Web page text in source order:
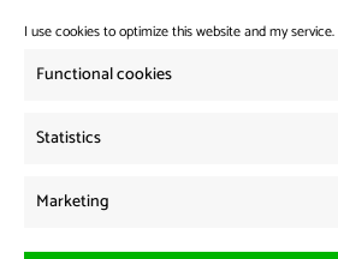
I use cookies to optimize this website and my service.
Functional cookies
Statistics
Marketing
Category:Press review
Post
navigation
Previous
News from the Borders 10.06.2026
Next: